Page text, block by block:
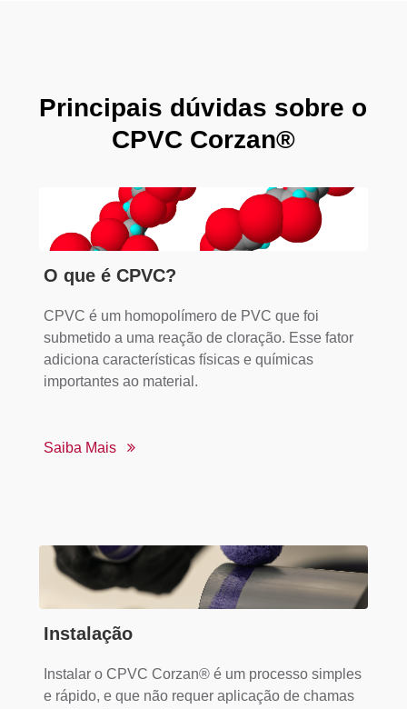
Principais dúvidas sobre o
CPVC Corzan®
O que é CPVC?
CPVC é um homopolímero de PVC que foi
submetido a uma reação de cloração. Esse fator
adiciona características físicas e químicas
importantes ao material.
Saiba Mais
Instalação
Instalar o CPVC Corzan® é um processo simples
e rápido, e que não requer aplicação de chamas